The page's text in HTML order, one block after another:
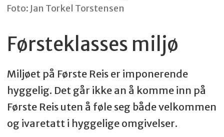
Rett 7:
Vin: Monastero La Pineta Pinot Noir
(Magnum) – Italia
Matrett: Anderagu, fersk pasta og
sprøtt skinn
Foto: Jan Torkel Torstensen
Førsteklasses miljø
Miljøet på Første Reis er imponerende
hyggelig. Det går ikke an å komme inn på
Første Reis uten å føle seg både velkommen
og ivaretatt i hyggelige omgivelser.